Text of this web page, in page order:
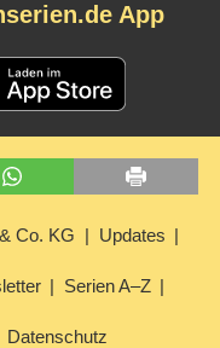
App
Co. KG Updates
Serien A–Z
Datenschutz